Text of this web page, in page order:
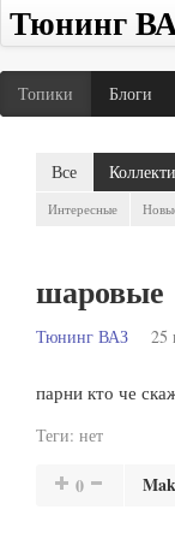
Тюнинг
Топики Блоги
Все
Интересные
шаровые
Тюнинг ВАЗ 25
парни кто че
Теги: нет
0